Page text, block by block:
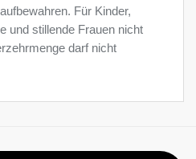
Für Kinder,
und stillende Frauen nicht
darf nicht